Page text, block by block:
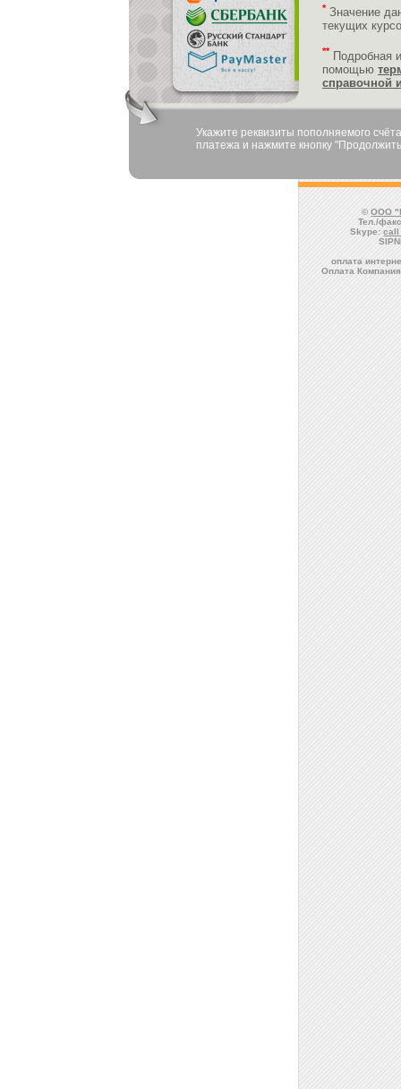
* Значение
текущих
** Подробная
помощью
справочной
Укажите реквизиты пополняемого
платежа и нажмите кнопку
©ООО
Тел./
Skype:
оплата
Оплата